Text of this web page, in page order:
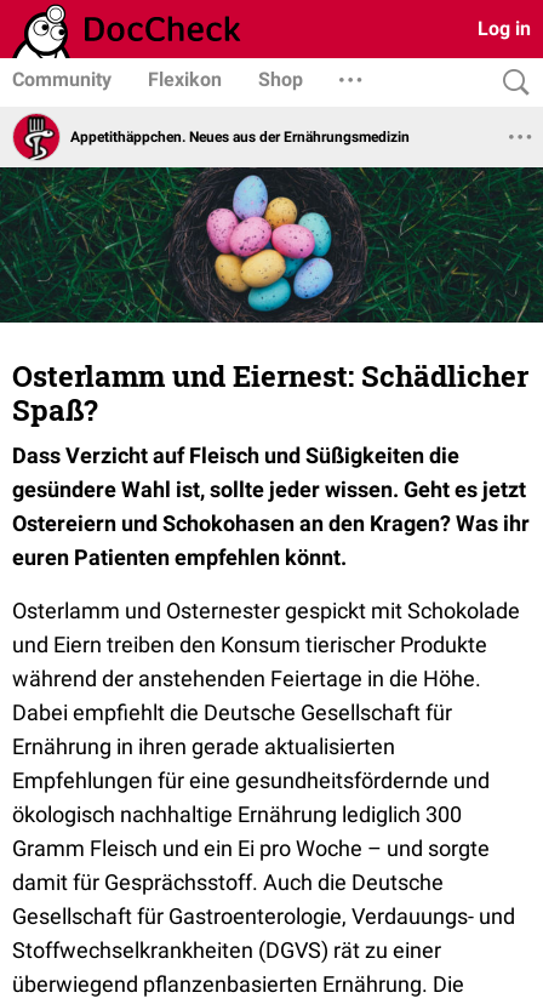
Log in
Community Flexikon Shop
Appetithäppchen. Neues aus der Ernährungsmedizin
Osterlamm und Eiernest: Schädlicher
Spaß?
Dass Verzicht auf Fleisch und Süßigkeiten die
gesündere Wahl ist, sollte jeder wissen. Geht es jetzt
Ostereiern und Schokohasen an den Kragen? Was ihr
euren Patienten empfehlen könnt.
Osterlamm und Osternester gespickt mit Schokolade
und Eiern treiben den Konsum tierischer Produkte
während der anstehenden Feiertage in die Höhe.
Dabei empfiehlt die Deutsche Gesellschaft für
Ernährung in ihren gerade aktualisierten
Empfehlungen für eine gesundheitsfördernde und
ökologisch nachhaltige Ernährung lediglich 300
Gramm Fleisch und ein Ei pro Woche – und sorgte
damit für Gesprächsstoff. Auch die Deutsche
Gesellschaft für Gastroenterologie, Verdauungs- und
Stoffwechselkrankheiten (DGVS) rät zu einer
überwiegend pflanzenbasierten Ernährung. Die